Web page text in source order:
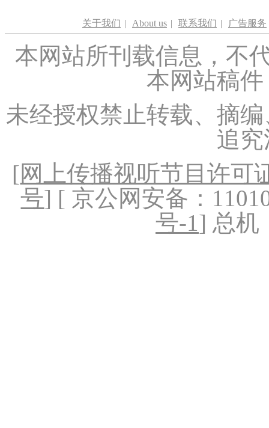
关于我们 | About us | 联系我们 | 广告服务
本网站所刊载信息，不
本网站稿
未经授权禁止转载、摘
追
[网上传播视听节目许可
号] [ 京公网安备：
号-1] 总机